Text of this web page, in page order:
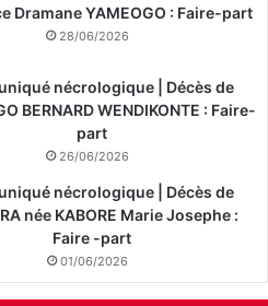
Dramane YAMEOGO : Faire-part
28/06/2026
nécrologique | Décès de
BERNARD WENDIKONTE : Faire-
part
26/06/2026
nécrologique | Décès de
née KABORE Marie Josephe :
Faire -part
01/06/2026